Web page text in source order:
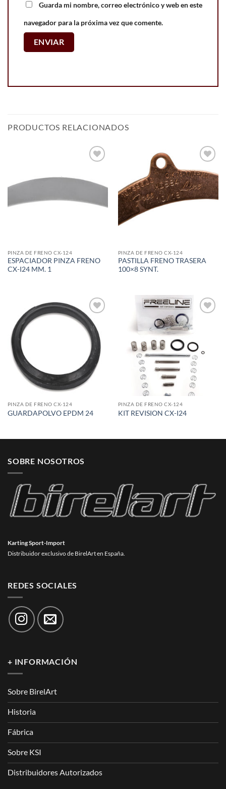
Guarda mi nombre, correo electrónico y web en este
navegador para la próxima vez que comente.
PRODUCTOS RELACIONADOS
PINZA DE FRENO CX-124
ESPACIADOR PINZA FRENO
CX-I24 MM. 1
Add to
wishlist
PINZA DE FRENO CX-124
PASTILLA FRENO TRASERA
100×8 SYNT.
Add to
wishlist
PINZA DE FRENO CX-124
GUARDAPOLVO EPDM 24
PINZA DE FRENO CX-124
KIT REVISION CX-I24
SOBRE NOSOTROS
Karting Sport-Import
Distribuidor exclusivo de BirelArt en España.
REDES SOCIALES
+ INFORMACIÓN
Sobre BirelArt
Historia
Fábrica
Sobre KSI
Distribuidores Autorizados